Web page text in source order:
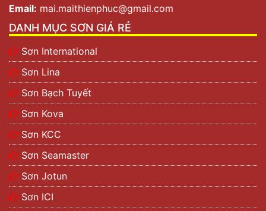
Email: mai.maithienphuc@gmail.com
DANH MỤC SƠN GIÁ RẺ
Sơn International
Sơn Lina
Sơn Bạch Tuyết
Sơn Kova
Sơn KCC
Sơn Seamaster
Sơn Jotun
Sơn ICI